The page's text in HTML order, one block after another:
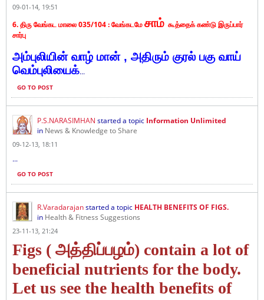
09-01-14, 19:51
6. திரு வேங்கட மாலை 035/104 : வேங்கடமே சாம் கூத்தைக் கண்டு இருப்பார்
சார்பு
அம்புலியின் வாழ் மான் , அதிரும் குரல் பகு வாய்
வெம்புலியைக்...
GO TO POST
P.S.NARASIMHAN started a topic Information Unlimited
in News & Knowledge to Share
09-12-13, 18:11
...
GO TO POST
R.Varadarajanstarted a topic HEALTH BENEFITS OF FIGS.
in Health & Fitness Suggestions
23-11-13, 21:24
Figs ( அத்திப்பழம்) contain a lot of
beneficial nutrients for the body.
Let us see the health benefits of